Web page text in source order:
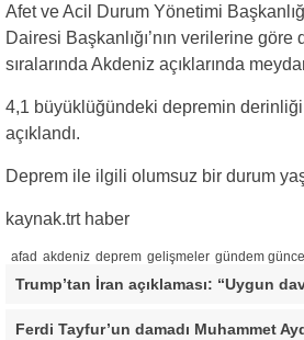
Afet ve Acil Durum Yönetimi
Dairesi Başkanlığı’nın verilerine
sıralarında Akdeniz açıklarında
4,1 büyüklüğündeki depremin
açıklandı.
Deprem ile ilgili olumsuz bir durum
kaynak.trt haber
afad akdeniz deprem gelişmeler gündem
Ferdi Tayfur’un damadı Muhammet